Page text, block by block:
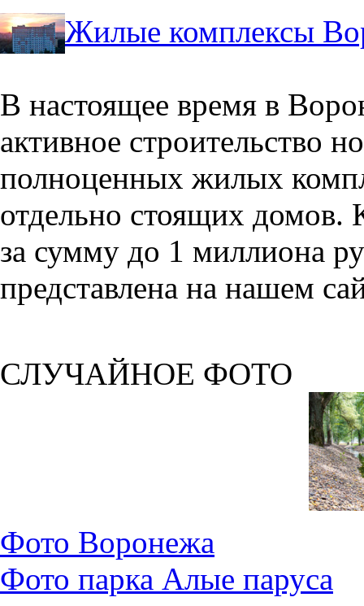
Жилые комплексы
В настоящее время в
активное строительство
полноценных жилых
отдельно стоящих домов.
за сумму до 1 миллиона
представлена на нашем
СЛУЧАЙНОЕ ФОТО
Фото Воронежа
Фото парка Алые паруса